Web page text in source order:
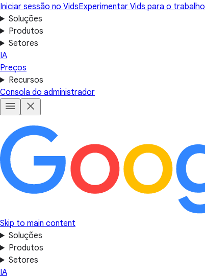
Iniciar sessão no VidsExperimentar Vids para o trabalho
Soluções
Produtos
Setores
IA
Preços
Recursos
Consola do administrador
Skip to main content
Soluções
Produtos
Setores
IA